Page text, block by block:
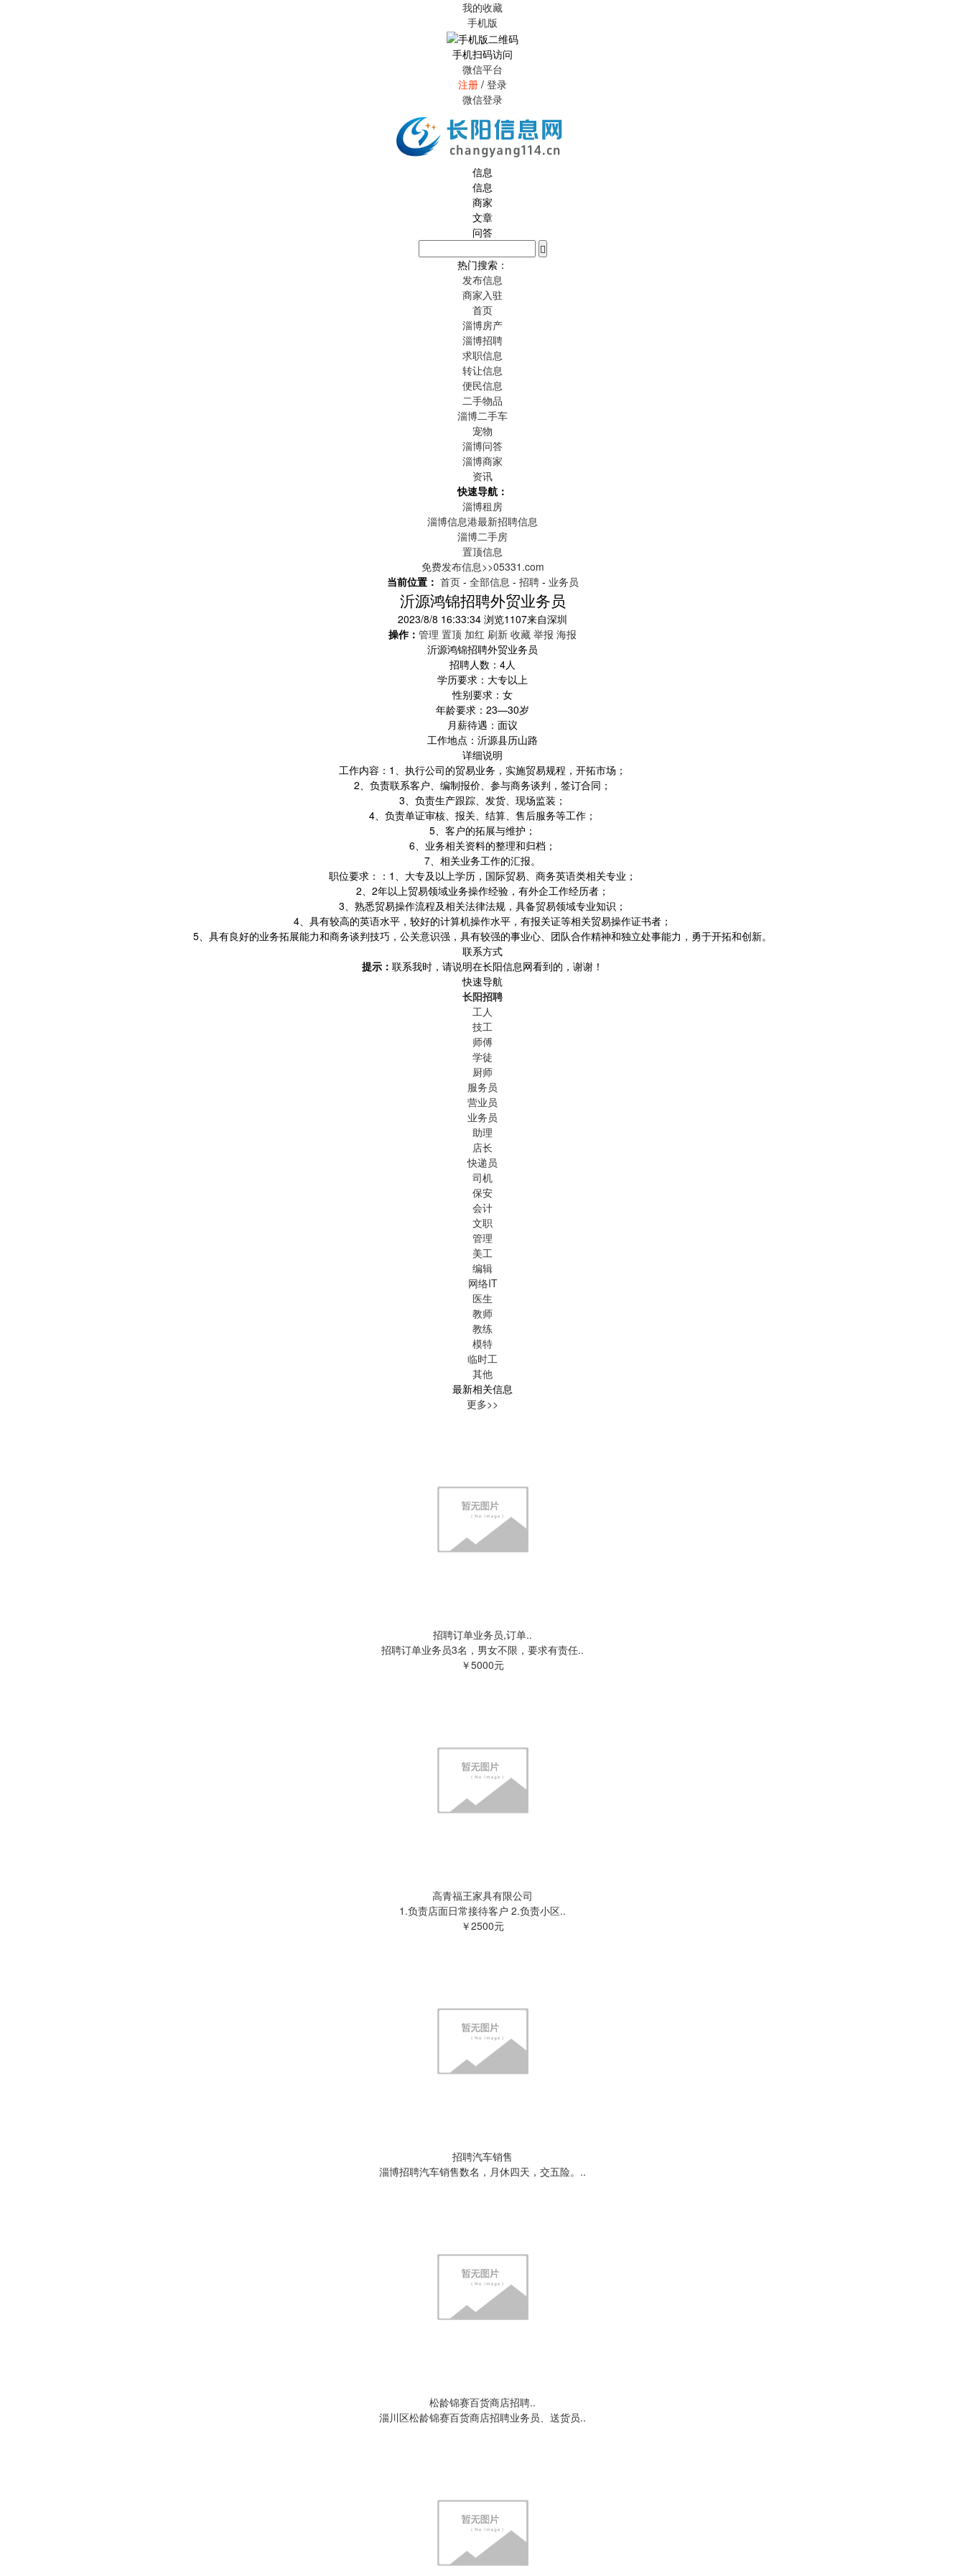
我的收藏
手机版
手机扫码访问
微信平台
注册 / 登录
微信登录
信息
信息
商家
文章
问答
热门搜索：
发布信息
商家入驻
首页
淄博房产
淄博招聘
求职信息
转让信息
便民信息
二手物品
淄博二手车
宠物
淄博问答
淄博商家
资讯
快速导航：
淄博租房
淄博信息港最新招聘信息
淄博二手房
置顶信息
免费发布信息>>05331.com
当前位置： 首页- 全部信息 - 招聘- 业务员
沂源鸿锦招聘外贸业务员
2023/8/8 16:33:34 浏览1107来自深圳
操作： 管理 置顶 加红 刷新 收藏 举报 海报
沂源鸿锦招聘外贸业务员
招聘人数：4人
学历要求：大专以上
性别要求：女
年龄要求：23—30岁
月薪待遇：面议
工作地点：沂源县历山路
详细说明
工作内容：1、执行公司的贸易业务，实施贸易规程，开拓市场；
2、负责联系客户、编制报价、参与商务谈判，签订合同；
3、负责生产跟踪、发货、现场监装；
4、负责单证审核、报关、结算、售后服务等工作；
5、客户的拓展与维护；
6、业务相关资料的整理和归档；
7、相关业务工作的汇报。
职位要求：：1、大专及以上学历，国际贸易、商务英语类相关专业；
2、2年以上贸易领域业务操作经验，有外企工作经历者；
3、熟悉贸易操作流程及相关法律法规，具备贸易领域专业知识；
4、具有较高的英语水平，较好的计算机操作水平，有报关证等相关贸易操作证书者；
5、具有良好的业务拓展能力和商务谈判技巧，公关意识强，具有较强的事业心、团队合作精神和独立处事能力，勇于开拓和创新。
联系方式
提示： 联系我时，请说明在长阳信息网看到的，谢谢！
快速导航
长阳招聘
工人
技工
师傅
学徒
厨师
服务员
营业员
业务员
助理
店长
快递员
司机
保安
会计
文职
管理
美工
编辑
网络IT
医生
教师
教练
模特
临时工
其他
最新相关信息
更多>>
招聘订单业务员,订单..
招聘订单业务员3名，男女不限，要求有责任..
￥5000元
高青福王家具有限公司
1.负责店面日常接待客户 2.负责小区..
￥2500元
招聘汽车销售
淄博招聘汽车销售数名，月休四天，交五险。..
松龄锦赛百货商店招聘..
淄川区松龄锦赛百货商店招聘业务员、送货员..